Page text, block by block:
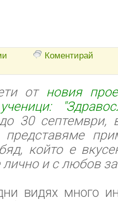
Коментирай
от новия
30 септември,
който е
лично и с любов
видях много